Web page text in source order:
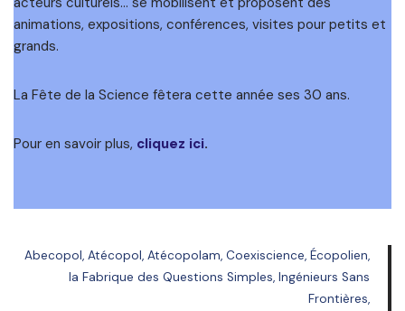
animations, expositions, conférences, visites pour petits et
grands.
La Fête de la Science fêtera cette année ses 30 ans.
Pour en savoir plus, cliquez ici.
Abecopol, Atécopol, Atécopolam, Coexiscience, Écopolien,
la Fabrique des Questions Simples, Ingénieurs Sans
Frontières,